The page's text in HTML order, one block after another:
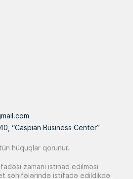
“Caspian Business Center”
hüquqlar qorunur.
zamanı istinad edilməsi
səhifələrində istifadə edildikdə